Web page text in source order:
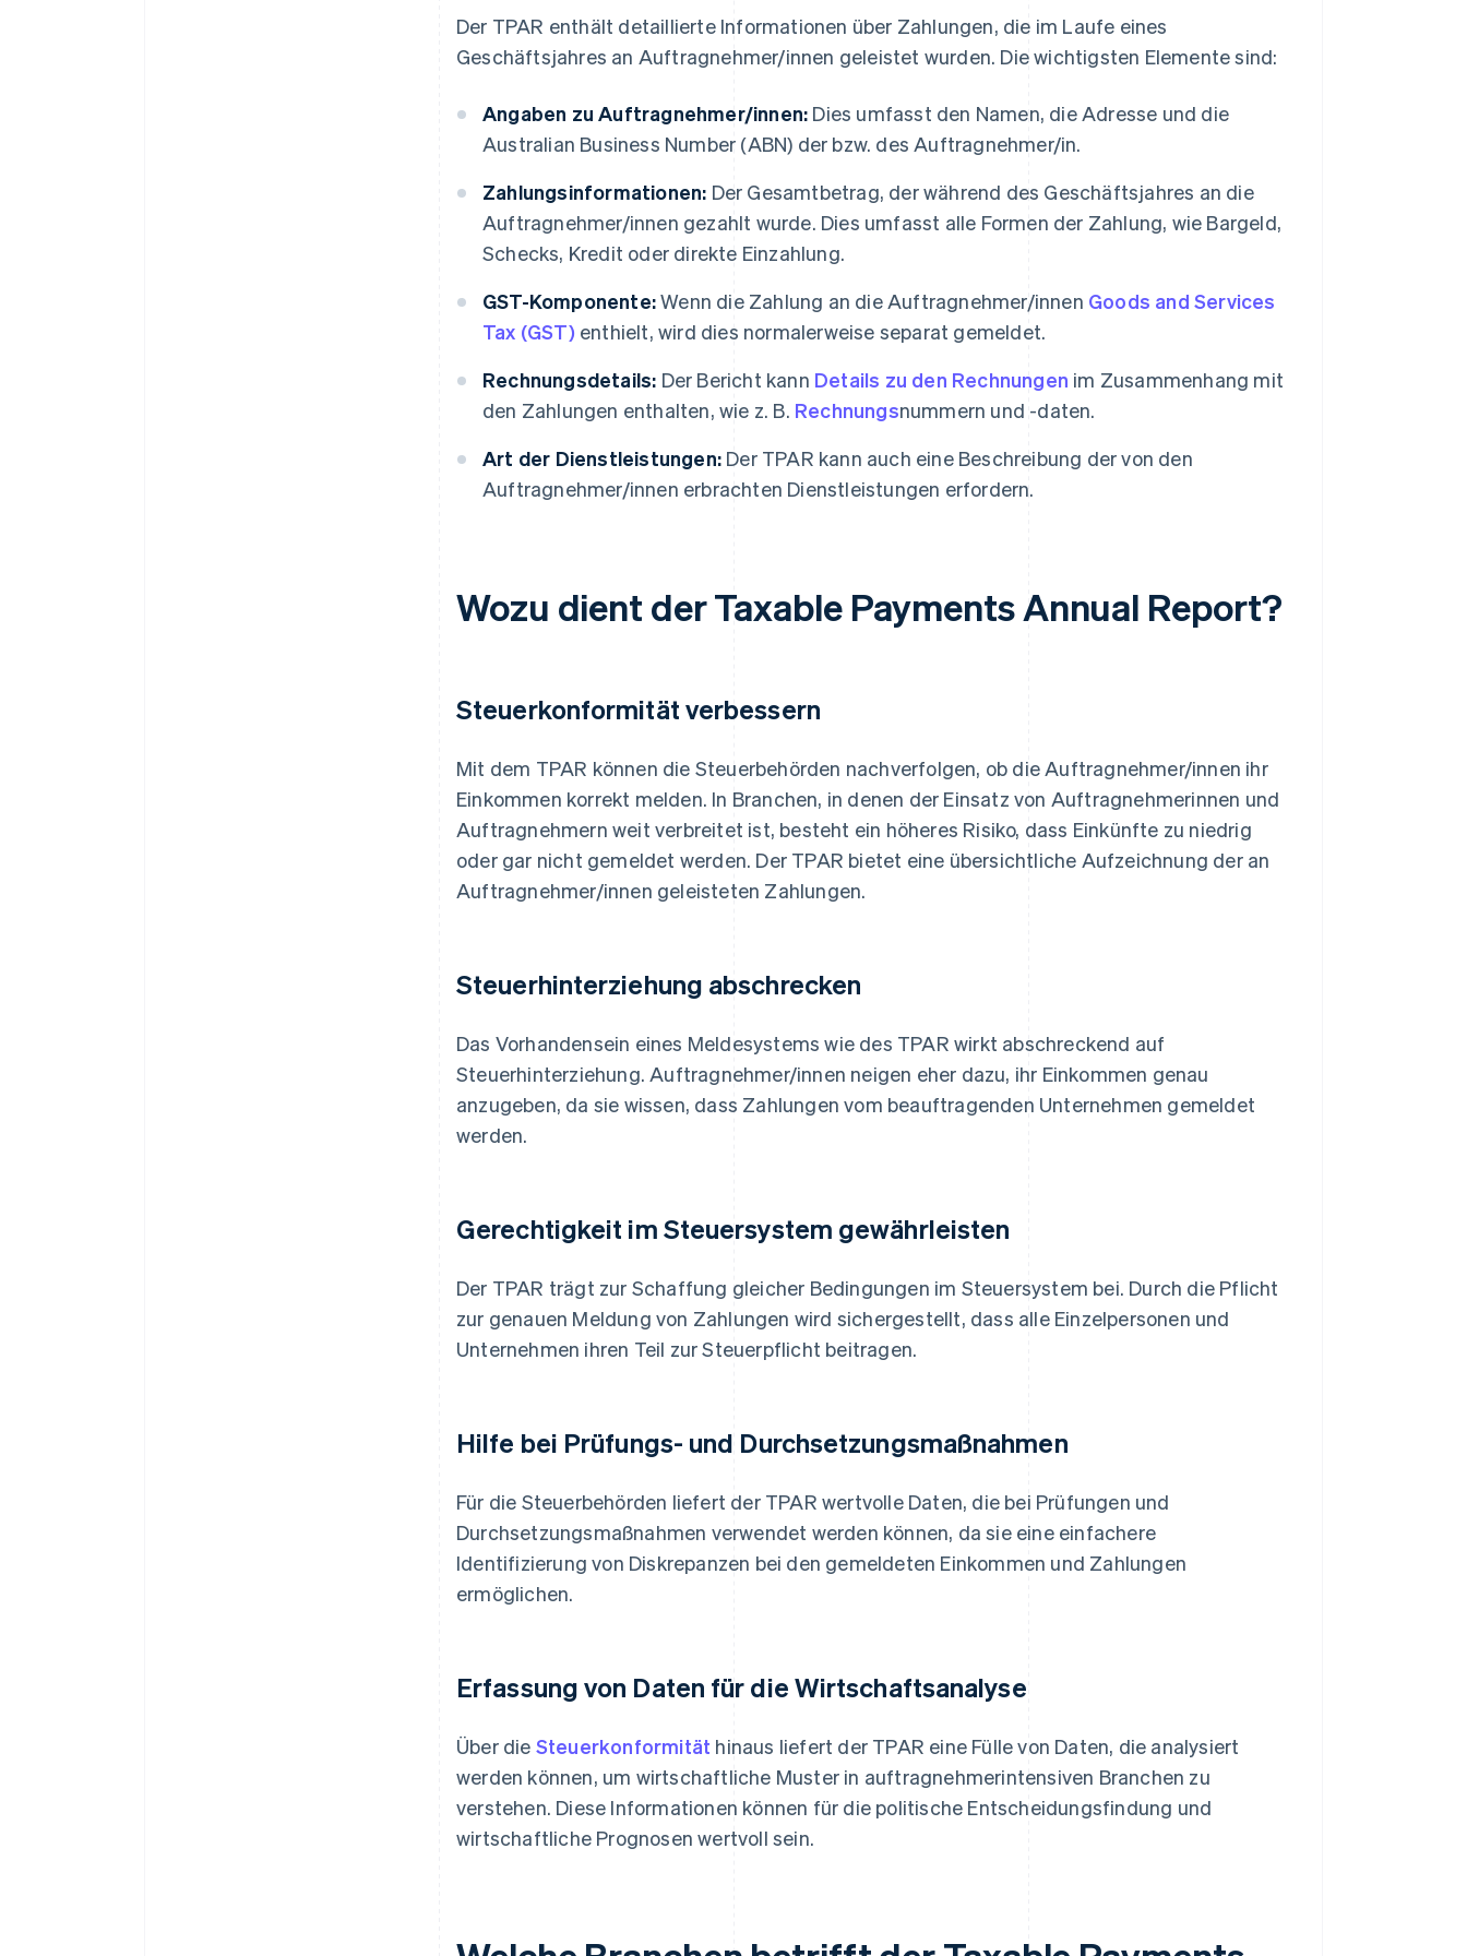
Der TPAR enthält detaillierte Informationen über Zahlungen, die im Laufe eines
Geschäftsjahres an Auftragnehmer/innen geleistet wurden. Die wichtigsten Elemente sind:
Angaben zu Auftragnehmer/innen: Dies umfasst den Namen, die Adresse und die
Australian Business Number (ABN) der bzw. des Auftragnehmer/in.
Zahlungsinformationen: Der Gesamtbetrag, der während des Geschäftsjahres an die
Auftragnehmer/innen gezahlt wurde. Dies umfasst alle Formen der Zahlung, wie Bargeld,
Schecks, Kredit oder direkte Einzahlung.
GST-Komponente:Wenn die Zahlung an die Auftragnehmer/innen Goods and Services
Tax (GST) enthielt, wird dies normalerweise separat gemeldet.
Rechnungsdetails: Der Bericht kann Details zu den Rechnungen im Zusammenhang mit
den Zahlungen enthalten, wie z. B. Rechnungsnummern und -daten.
Art der Dienstleistungen: Der TPAR kann auch eine Beschreibung der von den
Auftragnehmer/innen erbrachten Dienstleistungen erfordern.
Wozu dient der Taxable Payments Annual Report?
Steuerkonformität verbessern
Mit dem TPAR können die Steuerbehörden nachverfolgen, ob die Auftragnehmer/innen ihr
Einkommen korrekt melden. In Branchen, in denen der Einsatz von Auftragnehmerinnen und
Auftragnehmern weit verbreitet ist, besteht ein höheres Risiko, dass Einkünfte zu niedrig
oder gar nicht gemeldet werden. Der TPAR bietet eine übersichtliche Aufzeichnung der an
Auftragnehmer/innen geleisteten Zahlungen.
Steuerhinterziehung abschrecken
Das Vorhandensein eines Meldesystems wie des TPAR wirkt abschreckend auf
Steuerhinterziehung. Auftragnehmer/innen neigen eher dazu, ihr Einkommen genau
anzugeben, da sie wissen, dass Zahlungen vom beauftragenden Unternehmen gemeldet
werden.
Gerechtigkeit im Steuersystem gewährleisten
Der TPAR trägt zur Schaffung gleicher Bedingungen im Steuersystem bei. Durch die Pflicht
zur genauen Meldung von Zahlungen wird sichergestellt, dass alle Einzelpersonen und
Unternehmen ihren Teil zur Steuerpflicht beitragen.
Hilfe bei Prüfungs- und Durchsetzungsmaßnahmen
Für die Steuerbehörden liefert der TPAR wertvolle Daten, die bei Prüfungen und
Durchsetzungsmaßnahmen verwendet werden können, da sie eine einfachere
Identifizierung von Diskrepanzen bei den gemeldeten Einkommen und Zahlungen
ermöglichen.
Erfassung von Daten für die Wirtschaftsanalyse
Über die Steuerkonformität hinaus liefert der TPAR eine Fülle von Daten, die analysiert
werden können, um wirtschaftliche Muster in auftragnehmerintensiven Branchen zu
verstehen. Diese Informationen können für die politische Entscheidungsfindung und
wirtschaftliche Prognosen wertvoll sein.